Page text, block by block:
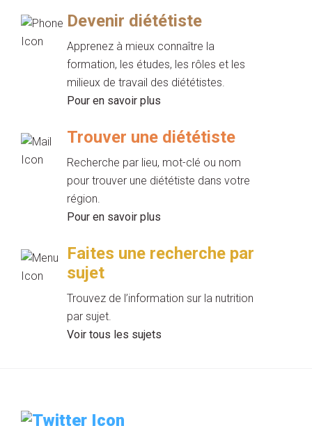
Devenir diététiste
Apprenez à mieux connaître la
formation, les études, les rôles et les
milieux de travail des diététistes.
Pour en savoir plus
Trouver une diététiste
Recherche par lieu, mot-clé ou nom
pour trouver une diététiste dans votre
région.
Pour en savoir plus
Faites une recherche par
sujet
Trouvez de l’information sur la nutrition
par sujet.
Voir tous les sujets